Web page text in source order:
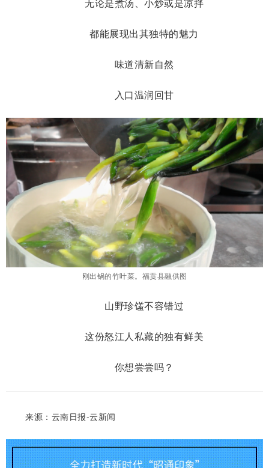
都能展现出其独特的魅力
味道清新自然
入口温润回甘
刚出锅的竹叶菜。福贡县融供图
山野珍馐不容错过
这份怒江人私藏的独有鲜美
你想尝尝吗？
来源：云南日报-云新闻